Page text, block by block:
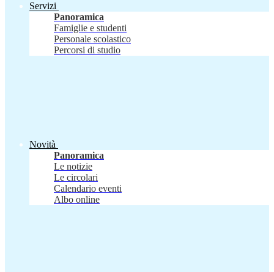
Servizi
Panoramica
Famiglie e studenti
Personale scolastico
Percorsi di studio
Novità
Panoramica
Le notizie
Le circolari
Calendario eventi
Albo online